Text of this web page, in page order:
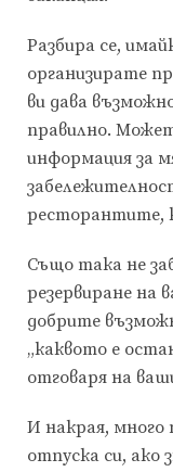
Разбира се,
организирате
ви дава
правилно.
информация за
ресторантите,
Също така не
резервиране на
добрите
„каквото е
отговаря на
И накрая, много
отпуска си, ако